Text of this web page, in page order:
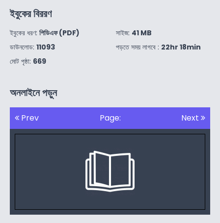
ইবুকের বিররণ
ইবুকের ধরণ: পিডিএফ (PDF)
ডাউনলোড: 11093
মোট পৃষ্ঠা: 669
সাইজ: 41 MB
পড়তে সময় লাগবে : 22hr 18min
অনলাইনে পড়ুন
Prev Page: Next